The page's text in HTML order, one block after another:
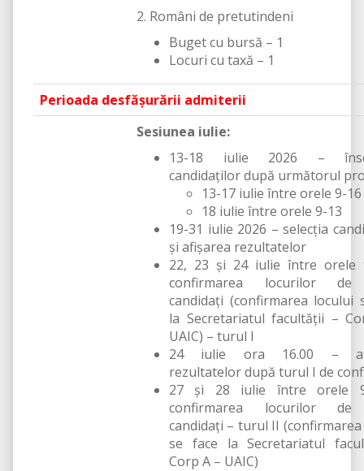
2. Români de pretutindeni
Buget cu bursă – 1
Locuri cu taxă – 1
Perioada desfăşurării admiterii
Sesiunea iulie:
13-18 iulie 2026 –
candidaţilor după următorul
13-17 iulie între orele 9-16
18 iulie între orele 9-13
19-31 iulie 2026 – selecţia
şi afişarea rezultatelor
22, 23 și 24 iulie între orele
confirmarea locurilor de
candidați (confirmarea locului
la Secretariatul facultății –
UAIC) – turul I
24 iulie ora 16.00 –
rezultatelor după turul I de
27 și 28 iulie între orele
confirmarea locurilor de
candidați – turul II
se face la Secretariatul
Corp A – UAIC)